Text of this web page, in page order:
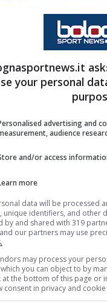
your personal
advertising and
audience
and/or access
more
data will be processed
unique identifiers, and other
by and shared with 319
our partners may use
may process your
you can object to by
at the bottom of this page or
consent in privacy and cookie